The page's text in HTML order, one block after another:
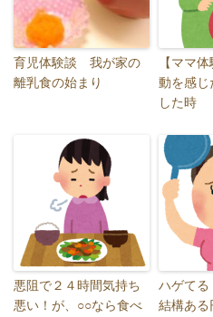
育児体験談 我が家の
離乳食の始まり
【ママ
動を感じ
した時
悪阻で２４時間気持ち
悪い！が、○○なら食べ
ハゲてる
結構ある